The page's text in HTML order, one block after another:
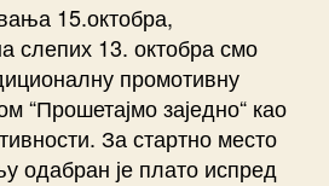
15.октобра,
слепих 13. октобра смо
промотивну
“Прошетајмо заједно“ као
За стартно место
одабран је плато испред